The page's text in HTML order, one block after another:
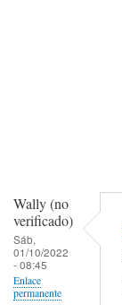
Wally (no
verificado)
Sáb,
01/10/2022
- 08:45
Enlace
permanente